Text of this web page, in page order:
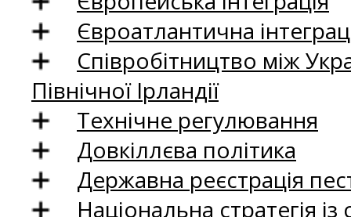
Євроатлантична
Співробітництво між
Північної Ірландії
Технічне регулювання
Довкіллєва політика
Державна реєстрація
Національна стратегія